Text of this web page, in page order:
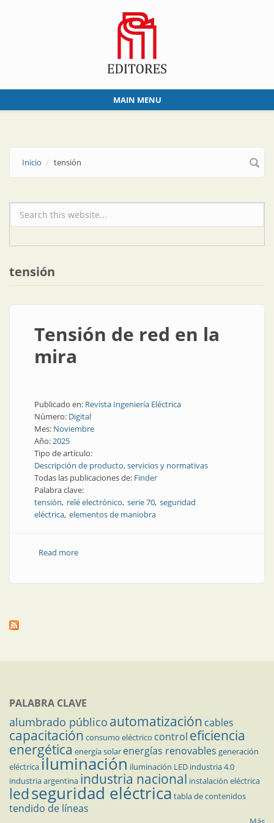
MAIN MENU
Inicio tensión
Formulario de búsqueda
tensión
Tensión de red en la
mira
Publicado en: Revista Ingeniería Eléctrica
Número: Digital
Mes: Noviembre
Año:2025
Tipo de artículo:
Descripción de producto, servicios y normativas
Todas las publicaciones de: Finder
Palabra clave:
tensión relé electrónico serie 70 seguridad
eléctrica elementos de maniobra
Read moreabout Tensión de red en la mira
PALABRA CLAVE
alumbrado público automatización cables
capacitación consumo eléctrico control eficiencia
energética energía solar energías renovables generación
eléctricailuminación iluminación LED industria 4.0
industria argentina industria nacional instalación eléctrica
ledseguridad eléctrica tabla de contenidos
tendido de líneas